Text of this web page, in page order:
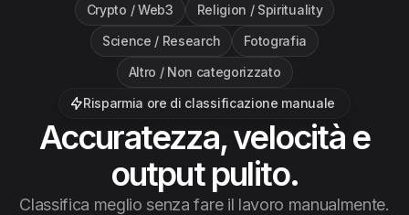
Crypto / Web3
Religion / Spirituality
Science / Research
Fotografia
Altro / Non categorizzato
Risparmia ore di classificazione manuale
Accuratezza, velocità e
output pulito.
Classifica meglio senza fare il lavoro manualmente.